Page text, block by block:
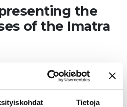
Tietoja
the
of the Imatra
was founded in
is located on the 2nd
of Culture, next to the